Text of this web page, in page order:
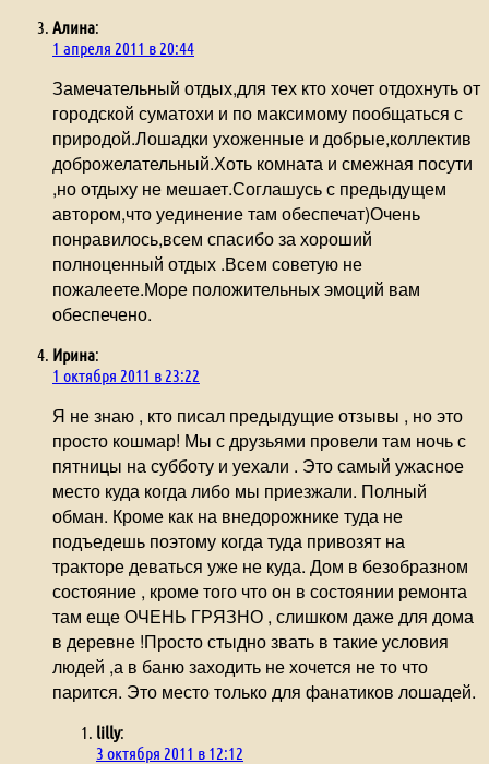
Алина:
1 апреля 2011 в 20:44
Замечательный отдых,для тех кто хочет отдохнуть от
городской суматохи и по максимому пообщаться с
природой.Лошадки ухоженные и добрые,коллектив
доброжелательный.Хоть комната и смежная посути
,но отдыху не мешает.Соглашусь с предыдущем
автором,что уединение там обеспечат)Очень
понравилось,всем спасибо за хороший
полноценный отдых .Всем советую не
пожалеете.Море положительных эмоций вам
обеспечено.
Ирина:
1 октября 2011 в 23:22
Я не знаю , кто писал предыдущие отзывы , но это
просто кошмар! Мы с друзьями провели там ночь с
пятницы на субботу и уехали . Это самый ужасное
место куда когда либо мы приезжали. Полный
обман. Кроме как на внедорожнике туда не
подъедешь поэтому когда туда привозят на
тракторе деваться уже не куда. Дом в безобразном
состояние , кроме того что он в состоянии ремонта
там еще ОЧЕНЬ ГРЯЗНО , слишком даже для дома
в деревне !Просто стыдно звать в такие условия
людей ,а в баню заходить не хочется не то что
парится. Это место только для фанатиков лошадей.
lilly:
3 октября 2011 в 12:12